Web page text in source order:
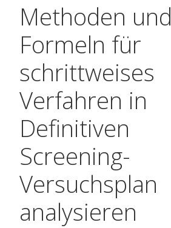
Methoden und
Formeln für
schrittweises
Verfahren in
Definitiven
Screening-
Versuchsplan
analysieren